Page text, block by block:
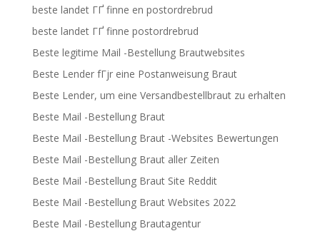
beste landet ГҐ finne en postordrebrud
beste landet ГҐ finne postordrebrud
Beste legitime Mail -Bestellung Brautwebsites
Beste Lender fГјr eine Postanweisung Braut
Beste Lender, um eine Versandbestellbraut zu erhalten
Beste Mail -Bestellung Braut
Beste Mail -Bestellung Braut -Websites Bewertungen
Beste Mail -Bestellung Braut aller Zeiten
Beste Mail -Bestellung Braut Site Reddit
Beste Mail -Bestellung Braut Websites 2022
Beste Mail -Bestellung Brautagentur